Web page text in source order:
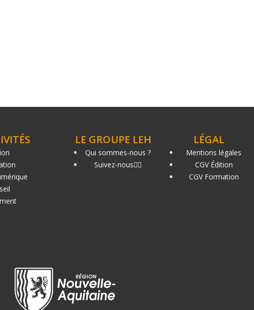
LE GROUPE LEH
Qui sommes-nous ?
Suivez-nous
LÉGAL
Mentions légales
CGV Édition
CGV Formation